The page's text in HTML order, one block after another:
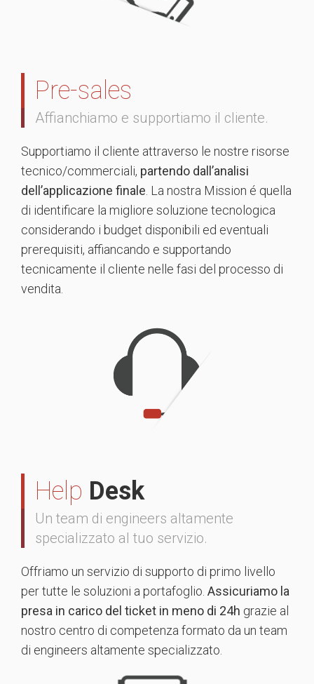
Pre-sales
Affianchiamo e supportiamo il cliente.
Supportiamo il cliente attraverso le nostre risorse
tecnico/commerciali, partendo dall’analisi
dell’applicazione finale . La nostra Mission é quella
di identificare la migliore soluzione tecnologica
considerando i budget disponibili ed eventuali
prerequisiti, affiancando e supportando
tecnicamente il cliente nelle fasi del processo di
vendita.
Help Desk
Un team di engineers altamente
specializzato al tuo servizio.
Offriamo un servizio di supporto di primo livello
per tutte le soluzioni a portafoglio. Assicuriamo la
presa in carico del ticket in meno di 24h grazie al
nostro centro di competenza formato da un team
di engineers altamente specializzato.